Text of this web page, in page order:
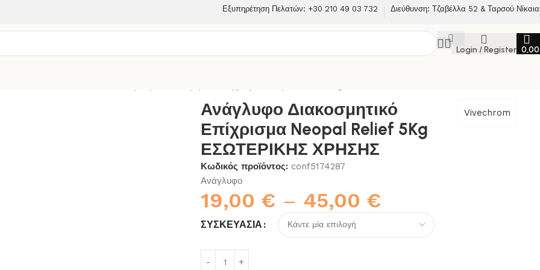
Εξυπηρέτηση Πελατών: +30 210 49 03 732 Διεύθυνση: Τζαβέλλα 52 & Ταρσού Νίκαια
Login / Register
Ανάγλυφο Διακοσμητικό
Επίχρισμα Neopal Relief 5Kg
ΕΣΩΤΕΡΙΚΗΣ ΧΡΗΣΗΣ
Vivechrom
Κωδικός προϊόντος: conf5174287
Ανάγλυφο
19,00 € – 45,00 €
ΣΥΣΚΕΥΑΣΊΑ